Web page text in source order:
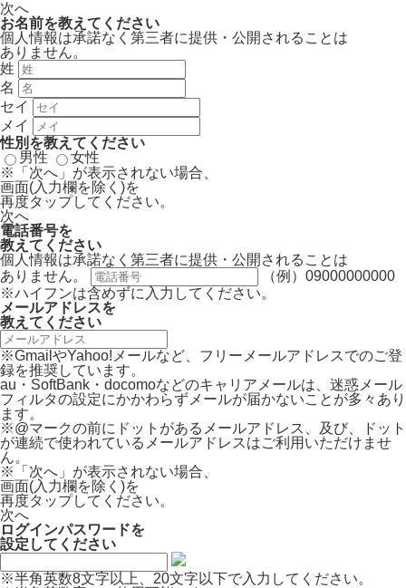
次へ
お名前を教えてください
個人情報は承諾なく第三者に提供・公開されることは
ありません。
姓
名
セイ
メイ
性別 を教えてください
男性
女性
※「次へ」が表示されない場合、
画面(入力欄を除く)を
再度タップしてください。
次へ
電話番号を
教えてください
個人情報は承諾なく第三者に提供・公開されることは
ありません。
（例）09000000000
※ハイフンは含めずに入力してください。
メールアドレスを
教えてください
※GmailやYahoo!メールなど、フリーメールアドレスでのご登
録を推奨しています。
au・SoftBank・docomoなどのキャリアメールは、迷惑メール
フィルタの設定にかかわらずメールが届かないことが多々あり
ます。
※@マークの前にドットがあるメールアドレス、及び、ドット
が連続で使われているメールアドレスはご利用いただけませ
ん。
※「次へ」が表示されない場合、
画面(入力欄を除く)を
再度タップしてください。
次へ
ログインパスワードを
設定してください
※半角英数8文字以上、20文字以下で入力してください。